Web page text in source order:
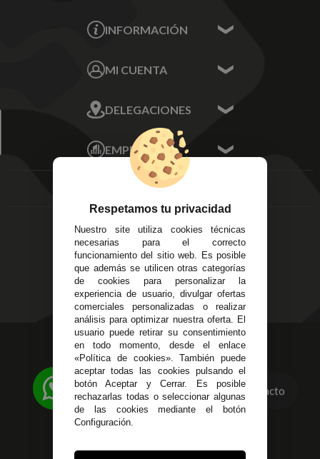
INFORMACIÓN
Sobre nosotros
MI CUENTA
Mis Direcciones
Mis Pedidos
Mis favoritos
FAQ's
DELEGACIONES
Écija - Sevilla
Av. Plaza de Toros.
Local 3
Córdoba
14
Alzira - Valencia
C/ Esplugues, 135
EMPRESA
Aviso Legal
Devoluciones
Política de Privacidad
Pago Seguro
Terminos y
Condiciones Generales
Políticas de Cookies
623 23 31 98
Atendemos Whatsapp
955 44 45 43/955 44 45 44
info@steielectronica.com
Avenida Plaza de Toros,
Contacto
Respetamos tu privacidad
Nuestro site utiliza cookies técnicas
necesarias para el correcto
funcionamiento del sitio web. Es posible
que además se utilicen otras categorías
de cookies para personalizar la
experiencia de usuario, divulgar ofertas
comerciales personalizadas o realizar
análisis para optimizar nuestra oferta. El
usuario puede retirar su consentimiento
en todo momento, desde el enlace
«Política de cookies». También puede
aceptar todas las cookies pulsando el
botón Aceptar y Cerrar. Es posible
rechazarlas todas o seleccionar algunas
de las cookies mediante el botón
Configuración.